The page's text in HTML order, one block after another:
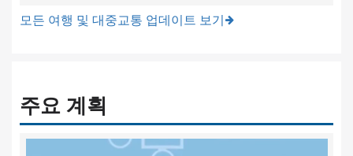
모든 여행 및 대중교통 업데이트 보기
주요 계획